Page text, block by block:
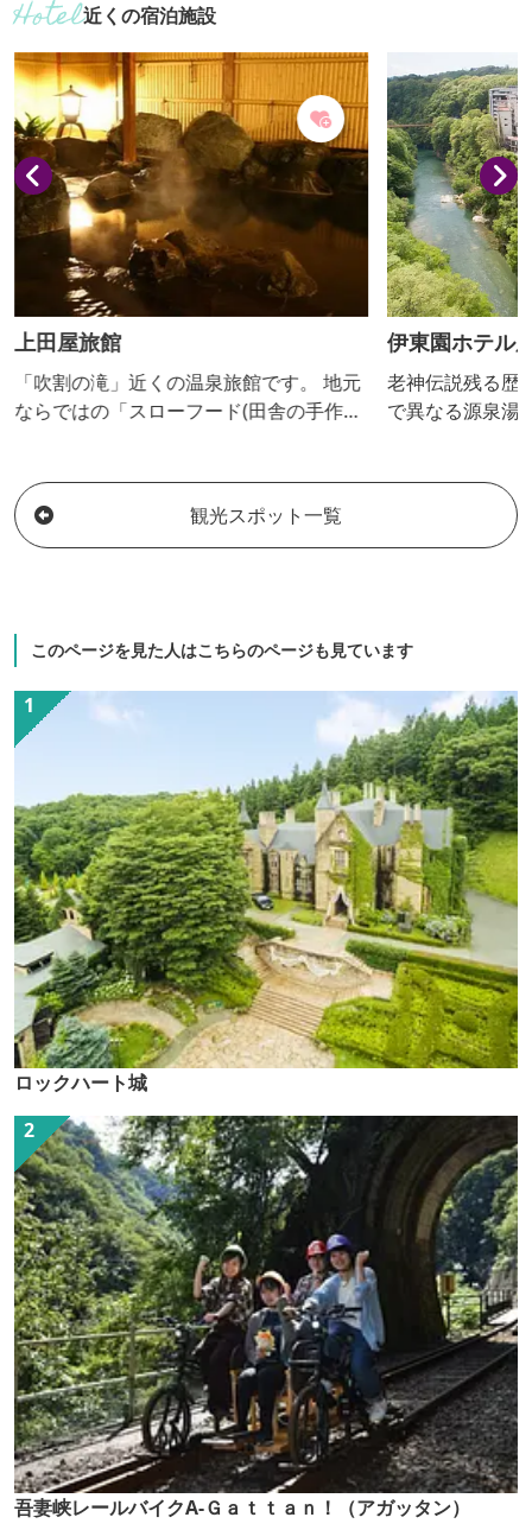
9.4のアルカリ泉が毎分400リットル近く
湧だします。規模が大きく、しかも衛生
に敏感な公営施設で源泉かけ流しは珍し
いといえます。杉や桧のムク材をふんだ
んに使った平屋建てで落ち着いた印象で
す。吹割の滝から15分、薗原湖から5分
と観光の際にも...
のように肌の汚
落として、なめ
年５月には、開
の神様に捧げる
長いヘビを神輿
近くの宿泊施設
上田屋旅館
「吹割の滝」近くの温泉旅館です。 地元
ならではの「スローフード(田舎の手作り
自慢です。
伊東園ホテル
老神伝説残る歴
で異なる源泉湯
観光スポット一覧
このページを見た人はこちらのページも見ています
ロックハート城
吾妻峡レールバイクA-Ｇａｔｔａｎ！（アガッタン）